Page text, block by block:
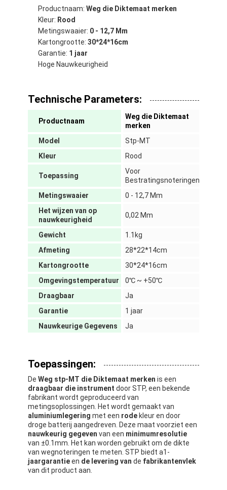
Thuis
Producten
VR -show
Over Ons
Fabriekstour
Kwaliteitscontrole
Nieuws
Gevallen
Retroreflector Meter
Bestrating die Retroreflectometer merken
Teken Retroreflectometer
Productnaam:Weg die Diktemaat merken
Kleur: Rood
Metingswaaier: 0 - 12,7 Mm
Kartongrootte:30*24*16cm
Garantie: 1 jaar
Hoge Nauwkeurigheid
Technische Parameters:
Productnaam
Weg die Diktemaat
merken
Model
Stp-MT
Kleur
Rood
Toepassing
Voor
Bestratingsnoteringen
Metingswaaier
0 - 12,7 Mm
Het wijzen van op
nauwkeurigheid
0,02 Mm
Gewicht
1.1kg
Afmeting
28*22*14cm
Kartongrootte
30*24*16cm
Omgevingstemperatuur
0℃ ~ +50℃
Draagbaar
Ja
Garantie
1 jaar
Nauwkeurige Gegevens
Ja
Toepassingen:
DeWeg stp-MT die Diktemaat merken is een
draagbaar die instrument door STP, een bekende
fabrikant wordt geproduceerd van
metingsoplossingen. Het wordt gemaakt van
aluminiumlegering met een rode kleur en door
droge batterij aangedreven. Deze maat voorziet een
nauwkeurig gegeven van een minimumresolutie
van ±0.1mm. Het kan worden gebruikt om de dikte
van wegnoteringen te meten. STP biedt a1-
jaargarantieen de levering van de fabrikantenvlek
van dit product aan.